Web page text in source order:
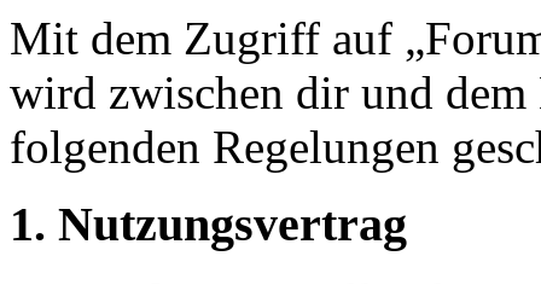
Mit dem Zugriff auf
wird zwischen dir und
folgenden Regelungen
1. Nutzungsvertrag